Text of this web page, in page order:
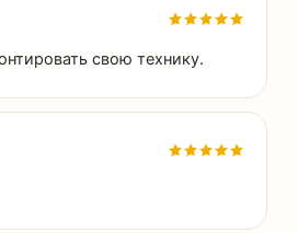
свою технику.